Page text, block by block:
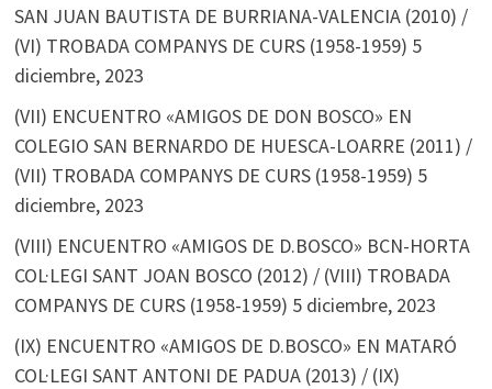
SAN JUAN BAUTISTA DE BURRIANA-VALENCIA (2010) /
(VI) TROBADA COMPANYS DE CURS (1958-1959) 5
diciembre, 2023
(VII) ENCUENTRO «AMIGOS DE DON BOSCO» EN
COLEGIO SAN BERNARDO DE HUESCA-LOARRE (2011) /
(VII) TROBADA COMPANYS DE CURS (1958-1959) 5
diciembre, 2023
(VIII) ENCUENTRO «AMIGOS DE D.BOSCO» BCN-HORTA
COL·LEGI SANT JOAN BOSCO (2012) / (VIII) TROBADA
COMPANYS DE CURS (1958-1959) 5 diciembre, 2023
(IX) ENCUENTRO «AMIGOS DE D.BOSCO» EN MATARÓ
COL·LEGI SANT ANTONI DE PADUA (2013) / (IX)